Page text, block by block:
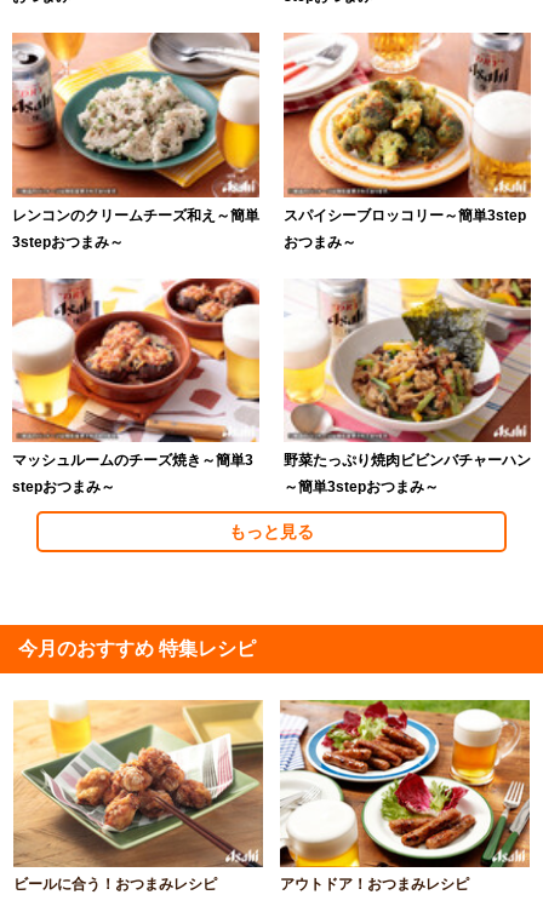
レンコンのクリームチーズ和え～簡単
3stepおつまみ～
スパイシーブロッコリー～簡単3step
おつまみ～
マッシュルームのチーズ焼き～簡単3
stepおつまみ～
野菜たっぷり焼肉ビビンバチャーハン
～簡単3stepおつまみ～
もっと見る
今月のおすすめ 特集レシピ
ビールに合う！おつまみレシピ アウトドア！おつまみレシピ